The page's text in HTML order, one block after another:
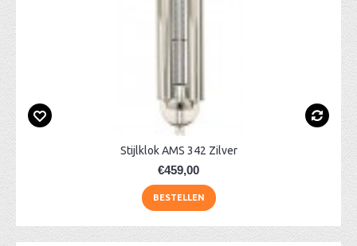
Stijlklok AMS 342 Zilver
€459,00
BESTELLEN